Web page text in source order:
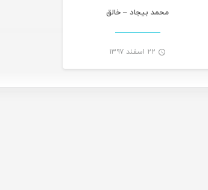
محمد بیجاد – خالق
۲۲ اسفند ۱۳۹۷